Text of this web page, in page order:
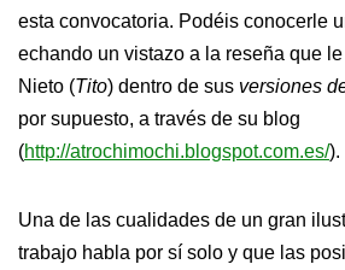
esta convocatoria. Podéis conocerle
echando un vistazo a la reseña que
Nieto (Tito) dentro de sus versiones
por supuesto, a través de su blog
(http://atrochimochi.blogspot.com.es/).
Una de las cualidades de un gran
trabajo habla por sí solo y que las